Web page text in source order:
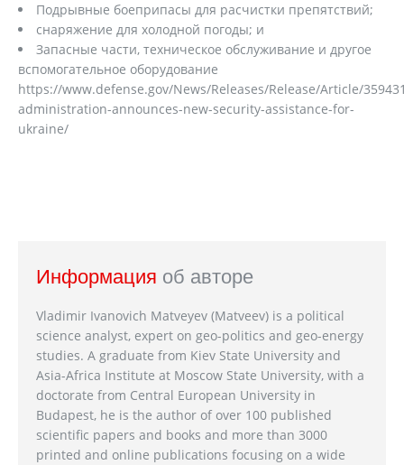
Подрывные боеприпасы для расчистки препятствий;
снаряжение для холодной погоды; и
Запасные части, техническое обслуживание и другое
вспомогательное оборудование
https://www.defense.gov/News/Releases/Release/Article/
administration-announces-new-security-assistance-for-
ukraine/
Информация об авторе
Vladimir Ivanovich Matveyev (Matveev) is a political
science analyst, expert on geo-politics and geo-energy
studies. A graduate from Kiev State University and
Asia-Africa Institute at Moscow State University, with a
doctorate from Central European University in
Budapest, he is the author of over 100 published
scientific papers and books and more than 3000
printed and online publications focusing on a wide